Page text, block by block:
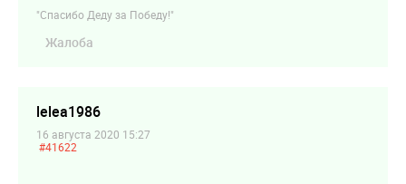
"Спасибо Деду за Победу!"
Жалоба
lelea1986
16 августа 2020 15:27
#41622